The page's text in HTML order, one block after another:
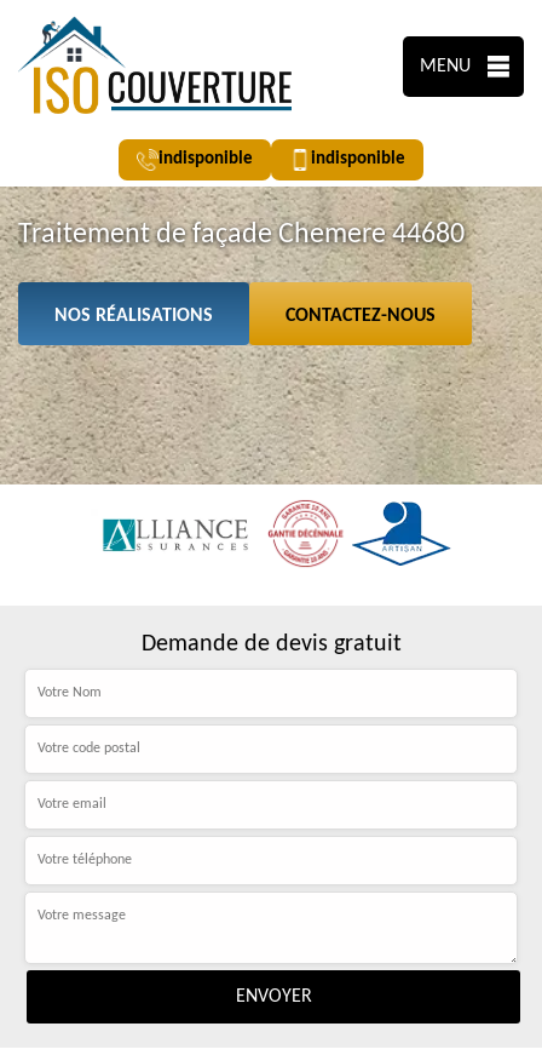
MENU
indisponible indisponible
Traitement de façade Chemere 44680
NOS RÉALISATIONS CONTACTEZ-NOUS
Demande de devis gratuit